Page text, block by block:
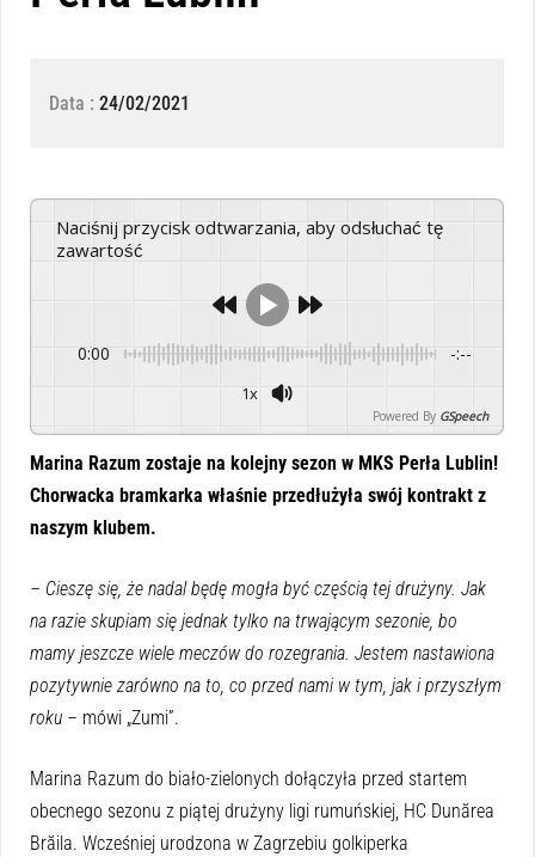
Data : 24/02/2021
Naciśnij przycisk odtwarzania, aby odsłuchać tę
zawartość
0:00 -:--
1x
Powered By GSpeech
Marina Razum zostaje na kolejny sezon w MKS Perła Lublin!
Chorwacka bramkarka właśnie przedłużyła swój kontrakt z
naszym klubem.
– Cieszę się, że nadal będę mogła być częścią tej drużyny. Jak
na razie skupiam się jednak tylko na trwającym sezonie, bo
mamy jeszcze wiele meczów do rozegrania. Jestem nastawiona
pozytywnie zarówno na to, co przed nami w tym, jak i przyszłym
roku – mówi „Zumi”.
Marina Razum do biało-zielonych dołączyła przed startem
obecnego sezonu z piątej drużyny ligi rumuńskiej, HC Dunărea
Brăila. Wcześniej urodzona w Zagrzebiu golkiperka